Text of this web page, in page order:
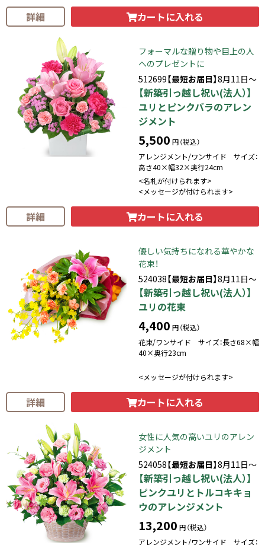
詳細 カートに入れる
フォーマルな贈り物や目上の人
へのプレゼントに
512699【最短お届日】8月11日～
【新築引っ越し祝い(法人）】
ユリとピンクバラのアレン
ジメント
5,500 円（税込）
アレンジメント/ワンサイド サイズ：
高さ40×幅32×奥行24cm
<名札が付けられます>
<メッセージが付けられます>
詳細 カートに入れる
優しい気持ちになれる華やかな
花束！
524038【最短お届日】8月11日～
【新築引っ越し祝い(法人）】
ユリの花束
4,400 円（税込）
花束/ワンサイド サイズ：長さ68×幅
40×奥行23cm
<メッセージが付けられます>
詳細 カートに入れる
女性に人気の高いユリのアレン
ジメント
524058【最短お届日】8月11日～
【新築引っ越し祝い(法人）】
ピンクユリとトルコキキョ
ウのアレンジメント
13,200 円（税込）
アレンジメント/ワンサイド サイズ：